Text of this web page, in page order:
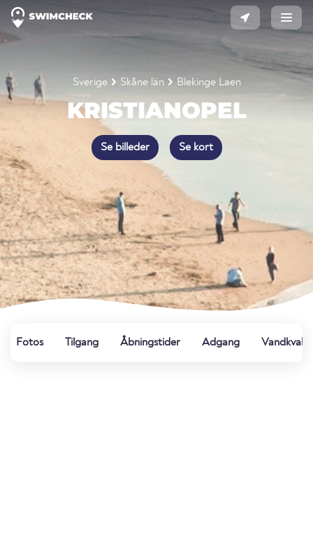
Sverige Skåne län Blekinge Laen
KRISTIANOPEL
Se billeder Se kort
Fotos Tilgang Åbningstider Adgang